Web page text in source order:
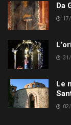
Da
Le